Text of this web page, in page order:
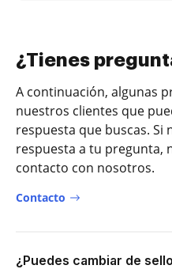
¿Tienes
A continuación, algunas
nuestros clientes que
respuesta que buscas.
respuesta a tu pregunta,
contacto con nosotros.
Contacto
¿Puedes cambiar de